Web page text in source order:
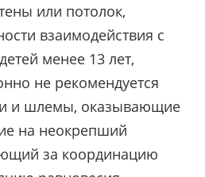
или потолок,
взаимодействия с
менее 13 лет,
не рекомендуется
и шлемы, оказывающие
на неокрепший
за координацию